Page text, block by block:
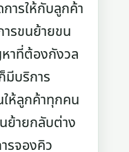
ารให้กับลูกค้า
รขนย้ายขน
าที่ต้องกังวล
มีบริการ
ให้ลูกค้าทุกคน
ย้ายกลับต่าง
รจองคิว